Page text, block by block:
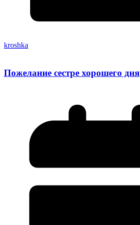
kroshka
Пожелание сестре хорошего дня